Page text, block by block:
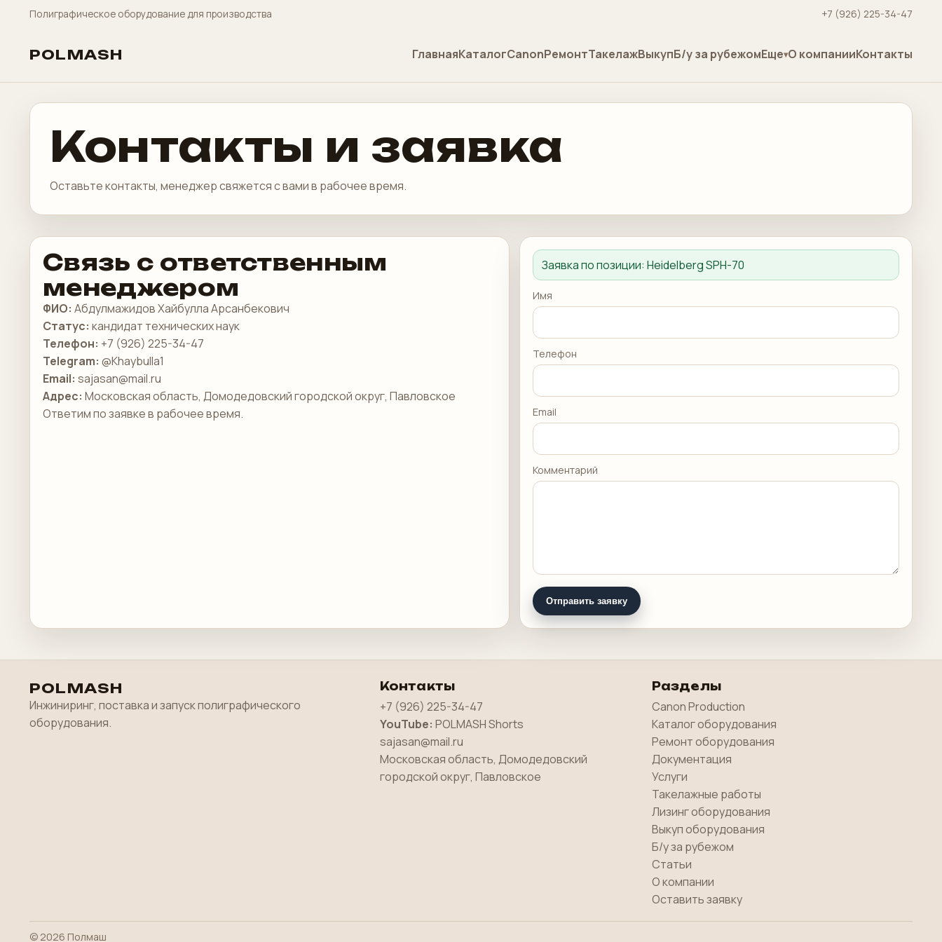
Полиграфическое оборудование для производства +7 (926) 225-34-47
POLMASH ГлавнаяКаталогCanonРемонтТакелажВыкупБ/у за рубежомЕще О компанииКонтакты
Контакты и заявка
Оставьте контакты, менеджер свяжется с вами в рабочее время.
Связь с ответственным
менеджером
ФИО: Абдулмажидов Хайбулла Арсанбекович
Статус: кандидат технических наук
Телефон: +7 (926) 225-34-47
Telegram: @Khaybulla1
Email: sajasan@mail.ru
Адрес: Московская область, Домодедовский городской округ, Павловское
Ответим по заявке в рабочее время.
Заявка по позиции:Heidelberg SPH-70
Имя
Телефон
Email
Комментарий
Отправить заявку
POLMASH
Инжиниринг, поставка и запуск полиграфического
оборудования.
Контакты
+7 (926) 225-34-47
YouTube: POLMASH Shorts
sajasan@mail.ru
Московская область, Домодедовский
городской округ, Павловское
Разделы
Canon Production
Каталог оборудования
Ремонт оборудования
Документация
Услуги
Такелажные работы
Лизинг оборудования
Выкуп оборудования
Б/у за рубежом
Статьи
О компании
Оставить заявку
© 2026 Полмаш